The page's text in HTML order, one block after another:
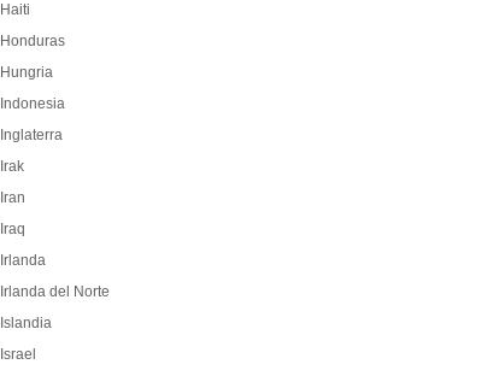
Haiti
Honduras
Hungria
Indonesia
Inglaterra
Irak
Iran
Iraq
Irlanda
Irlanda del Norte
Islandia
Israel